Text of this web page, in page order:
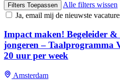
Filters Toepassen
Alle filters wissen
Ja, email mij de nieuwste
Impact maken! Begeleider
jongeren – Taalprogramma
20 uur per week
Amsterdam